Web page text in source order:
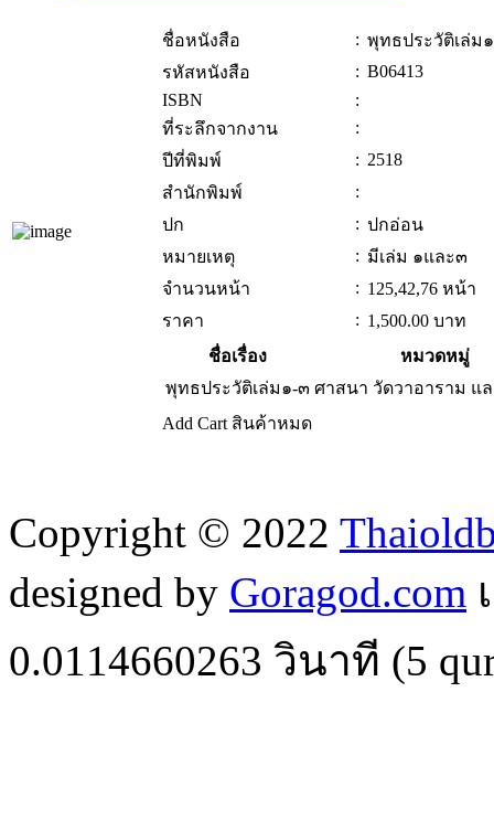
ชื่อหนังสือ : พุทธประวัติเล่ม
รหัสหนังสือ
: B06413
ISBN
:
ที่ระลึกจากงาน
:
ปีที่พิมพ์
: 2518
สำนักพิมพ์
:
ปก
: ปกอ่อน
หมายเหตุ
: มีเล่ม ๑และ๓
จำนวนหน้า
: 125,42,76 หน้า
ราคา
: 1,500.00 บาท
ชื่อเรื่อง
หมวดหมู่
พุทธประวัติเล่ม๑-๓ ศาสนา วัดวาอาราม แ
Add Cart สินค้าหมด
Copyright © 2022
designed by Goragod.com
0.0114660263 วินาที (5